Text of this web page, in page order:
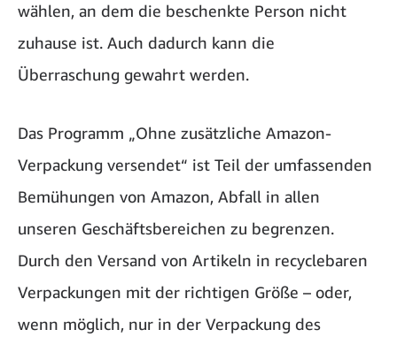
wählen, an dem die beschenkte Person nicht
zuhause ist. Auch dadurch kann die
Überraschung gewahrt werden.
Das Programm „Ohne zusätzliche Amazon-
Verpackung versendet“ ist Teil der umfassenden
Bemühungen von Amazon, Abfall in allen
unseren Geschäftsbereichen zu begrenzen.
Durch den Versand von Artikeln in recyclebaren
Verpackungen mit der richtigen Größe – oder,
wenn möglich, nur in der Verpackung des